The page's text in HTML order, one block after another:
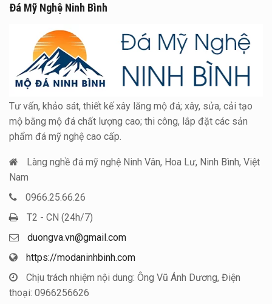
Đá Mỹ Nghệ Ninh Bình
Tư vấn, khảo sát, thiết kế xây lăng mộ đá; xây, sửa, cải tạo
mộ bằng mộ đá chất lượng cao; thi công, lắp đặt các sản
phẩm đá mỹ nghệ cao cấp.
Làng nghề đá mỹ nghệ Ninh Vân, Hoa Lư, Ninh Bình, Việt
Nam
0966.25.66.26
T2 - CN (24h/7)
duongva.vn@gmail.com
https://modaninhbinh.com
Chịu trách nhiệm nội dung: Ông Vũ Ánh Dương, Điện
thoại: 0966256626